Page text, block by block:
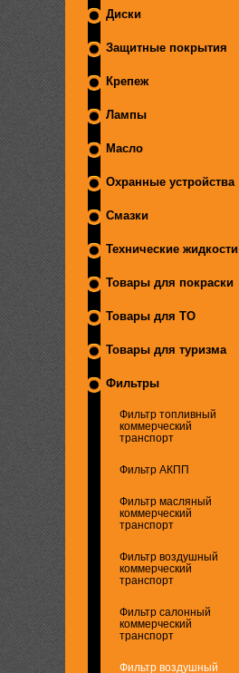
Диски
Защитные покрытия
Крепеж
Лампы
Масло
Охранные устройства
Смазки
Технические жидкости
Товары для покраски
Товары для ТО
Товары для туризма
Фильтры
Фильтр топливный
коммерческий
транспорт
Фильтр АКПП
Фильтр масляный
коммерческий
транспорт
Фильтр воздушный
коммерческий
транспорт
Фильтр салонный
коммерческий
транспорт
Фильтр воздушный